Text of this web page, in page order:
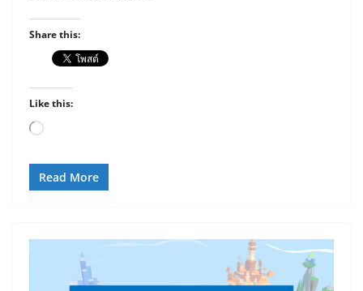
Share this:
Like this:
Loading…
Read More